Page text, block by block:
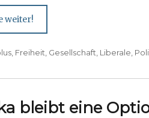
weiter!
, Freiheit, Gesellschaft, Liberale,
bleibt eine